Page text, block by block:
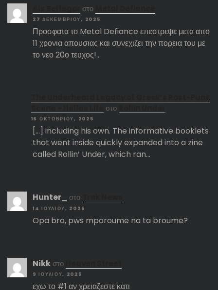
στο
27 ΔΕΚΕΜΒΡΊΟΥ, 2025
Προσφατα το Metal Defiance επεστρεψε μετα απο
11 χρονια απουσιας και συνεχιζει την πορεια του με
το νεο 20ο τευχος!…
στο
16 ΟΚΤΩΒΡΊΟΥ, 2025
[…] including his own. The informative booklets
that went inside quickly expanded into a zine
called Rollin’ Under, which ran…
Hunter_ στο
14 ΙΟΥΛΊΟΥ, 2025
Opa bro, pws mporoume na ta broume?
Nikk στο
9 ΙΟΥΛΊΟΥ, 2025
εχω το #1 αν χρειαζεστε κατι